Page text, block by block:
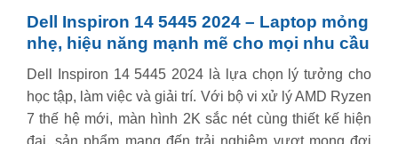
Dell Inspiron 14 5445 2024 – Laptop mỏng
nhẹ, hiệu năng mạnh mẽ cho mọi nhu cầu
Dell Inspiron 14 5445 2024 là lựa chọn lý tưởng cho
học tập, làm việc và giải trí. Với bộ vi xử lý AMD Ryzen
7 thế hệ mới, màn hình 2K sắc nét cùng thiết kế hiện
đại, sản phẩm mang đến trải nghiệm vượt mong đợi